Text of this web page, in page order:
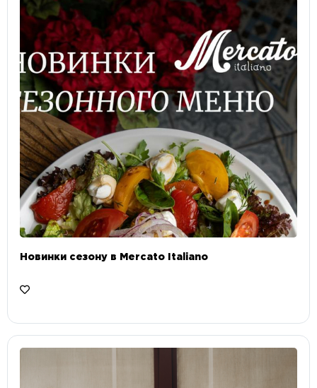
Новинки сезону в Mercato Italiano